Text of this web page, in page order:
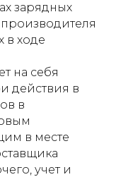
зарядных
в ходе
на себя
действия в
в
в месте
учет и